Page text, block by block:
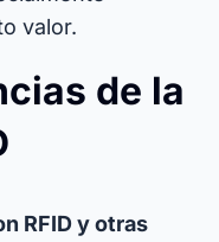
valor.
de la
RFID y otras